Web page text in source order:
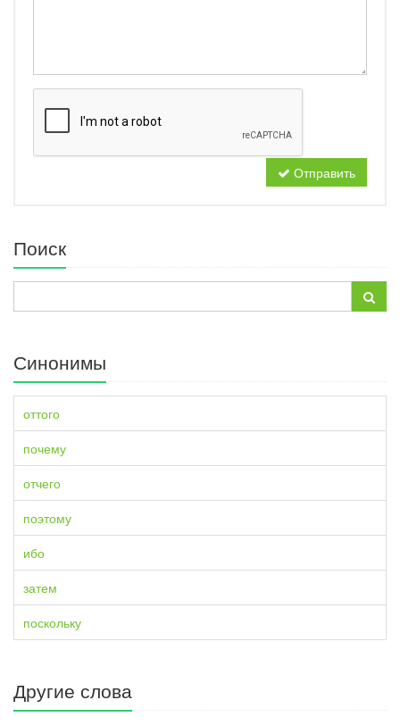
Отправить
Поиск
Синонимы
оттого
почему
отчего
поэтому
ибо
затем
поскольку
Другие слова